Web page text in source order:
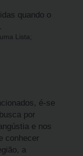
quando o
Lista;
é-se
por
e nos
conhecer
a